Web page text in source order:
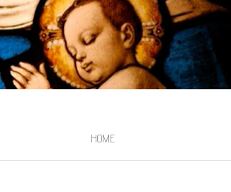
HOME